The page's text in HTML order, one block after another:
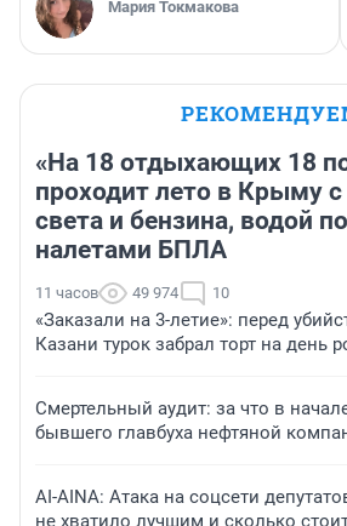
Мария Токмакова
«На 18 отдыхающих 18
проходит лето в Крыму
света и бензина, водой
налетами БПЛА
11 часов 49 974 10
«Заказали на 3-летие»: перед
Казани турок забрал торт на день
Смертельный аудит: за что в
бывшего главбуха нефтяной
AI-AINA: Атака на соцсети